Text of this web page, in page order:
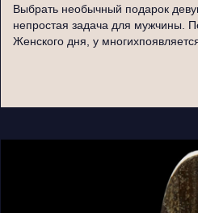
Выбрать необычный подарок
непростая задача для мужчины.
Женского дня, у